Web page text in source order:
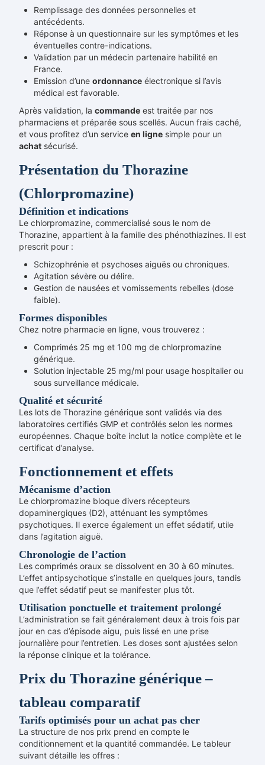
Remplissage des données personnelles et
antécédents.
Réponse à un questionnaire sur les symptômes et les
éventuelles contre-indications.
Validation par un médecin partenaire habilité en
France.
Emission d’une ordonnance électronique si l’avis
médical est favorable.
Après validation, la commande est traitée par nos
pharmaciens et préparée sous scellés. Aucun frais caché,
et vous profitez d’un service en ligne simple pour un
achat sécurisé.
Présentation du Thorazine
(Chlorpromazine)
Définition et indications
Le chlorpromazine, commercialisé sous le nom de
Thorazine, appartient à la famille des phénothiazines. Il est
prescrit pour :
Schizophrénie et psychoses aiguës ou chroniques.
Agitation sévère ou délire.
Gestion de nausées et vomissements rebelles (dose
faible).
Formes disponibles
Chez notre pharmacie en ligne, vous trouverez :
Comprimés 25 mg et 100 mg de chlorpromazine
générique.
Solution injectable 25 mg/ml pour usage hospitalier ou
sous surveillance médicale.
Qualité et sécurité
Les lots de Thorazine générique sont validés via des
laboratoires certifiés GMP et contrôlés selon les normes
européennes. Chaque boîte inclut la notice complète et le
certificat d’analyse.
Fonctionnement et effets
Mécanisme d’action
Le chlorpromazine bloque divers récepteurs
dopaminergiques (D2), atténuant les symptômes
psychotiques. Il exerce également un effet sédatif, utile
dans l’agitation aiguë.
Chronologie de l’action
Les comprimés oraux se dissolvent en 30 à 60 minutes.
L’effet antipsychotique s’installe en quelques jours, tandis
que l’effet sédatif peut se manifester plus tôt.
Utilisation ponctuelle et traitement prolongé
L’administration se fait généralement deux à trois fois par
jour en cas d’épisode aigu, puis lissé en une prise
journalière pour l’entretien. Les doses sont ajustées selon
la réponse clinique et la tolérance.
Prix du Thorazine générique –
tableau comparatif
Tarifs optimisés pour un achat pas cher
La structure de nos prix prend en compte le
conditionnement et la quantité commandée. Le tableur
suivant détaille les offres :